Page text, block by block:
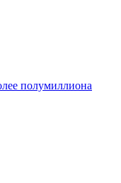
полумиллиона